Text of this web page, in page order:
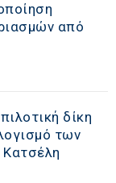
από
δίκη
των